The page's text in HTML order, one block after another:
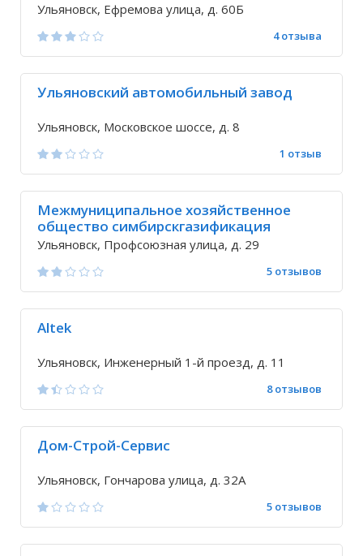
Ульяновск, Ефремова улица, д. 60Б
4 отзыва
Ульяновский автомобильный завод
Ульяновск, Московское шоссе, д. 8
1 отзыв
Межмуниципальное хозяйственное
общество симбирскгазификация
Ульяновск, Профсоюзная улица, д. 29
5 отзывов
Altek
Ульяновск, Инженерный 1-й проезд, д. 11
8 отзывов
Дом-Строй-Сервис
Ульяновск, Гончарова улица, д. 32А
5 отзывов